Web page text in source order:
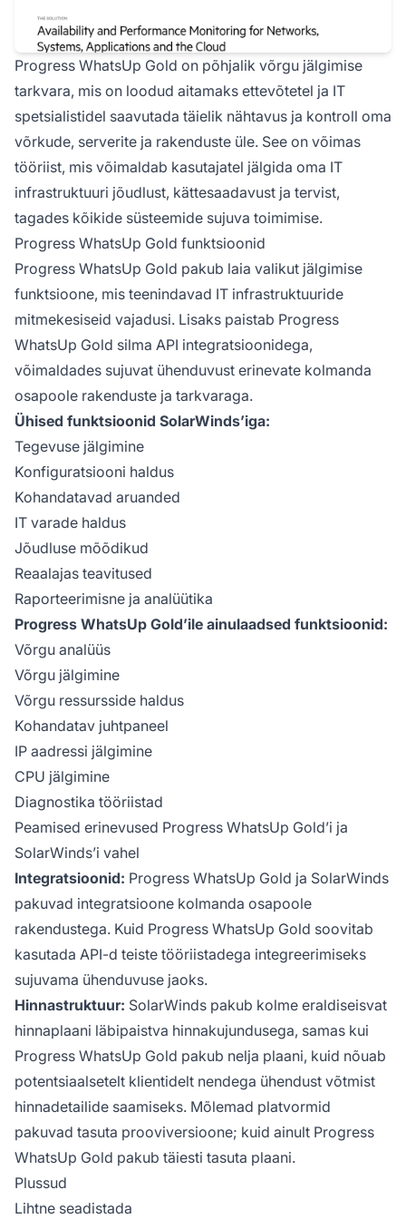
Progress WhatsUp Gold on põhjalik võrgu jälgimise
tarkvara, mis on loodud aitamaks ettevõtetel ja IT
spetsialistidel saavutada täielik nähtavus ja kontroll oma
võrkude, serverite ja rakenduste üle. See on võimas
tööriist, mis võimaldab kasutajatel jälgida oma IT
infrastruktuuri jõudlust, kättesaadavust ja tervist,
tagades kõikide süsteemide sujuva toimimise.
Progress WhatsUp Gold funktsioonid
Progress WhatsUp Gold pakub laia valikut jälgimise
funktsioone, mis teenindavad IT infrastruktuuride
mitmekesiseid vajadusi. Lisaks paistab Progress
WhatsUp Gold silma API integratsioonidega,
võimaldades sujuvat ühenduvust erinevate kolmanda
osapoole rakenduste ja tarkvaraga.
Ühised funktsioonid SolarWinds’iga:
Tegevuse jälgimine
Konfiguratsiooni haldus
Kohandatavad aruanded
IT varade haldus
Jõudluse mõõdikud
Reaalajas teavitused
Raporteerimisne ja analüütika
Progress WhatsUp Gold’ile ainulaadsed funktsioonid:
Võrgu analüüs
Võrgu jälgimine
Võrgu ressursside haldus
Kohandatav juhtpaneel
IP aadressi jälgimine
CPU jälgimine
Diagnostika tööriistad
Peamised erinevused Progress WhatsUp Gold’i ja
SolarWinds’i vahel
Integratsioonid: Progress WhatsUp Gold ja SolarWinds
pakuvad integratsioone kolmanda osapoole
rakendustega. Kuid Progress WhatsUp Gold soovitab
kasutada API-d teiste tööriistadega integreerimiseks
sujuvama ühenduvuse jaoks.
Hinnastruktuur: SolarWinds pakub kolme eraldiseisvat
hinnaplaani läbipaistva hinnakujundusega, samas kui
Progress WhatsUp Gold pakub nelja plaani, kuid nõuab
potentsiaalsetelt klientidelt nendega ühendust võtmist
hinnadetailide saamiseks. Mõlemad platvormid
pakuvad tasuta prooviversioone; kuid ainult Progress
WhatsUp Gold pakub täiesti tasuta plaani.
Plussud
Lihtne seadistada